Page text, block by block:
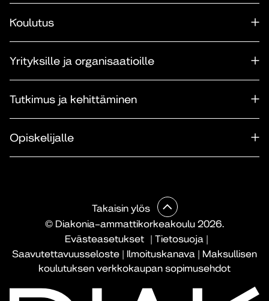
Koulutus
Yrityksille ja organisaatioille
Tutkimus ja kehittäminen
Opiskelijalle
© Diakonia–ammattikorkeakoulu 2026.
Evästeasetukset
| Tietosuoja|
Saavutettavuusseloste | Ilmoituskanava | Maksullisen
koulutuksen verkkokaupan sopimusehdot
Takaisin ylös